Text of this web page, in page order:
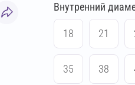
Внутренний
18 21
35 38